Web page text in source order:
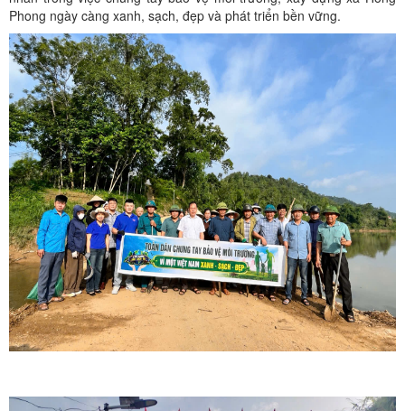
Phong ngày càng xanh, sạch, đẹp và phát triển bền vững.